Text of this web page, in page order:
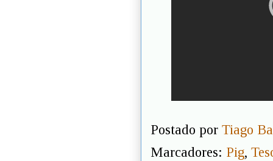
Postado por Tiago
Marcadores: Pig,